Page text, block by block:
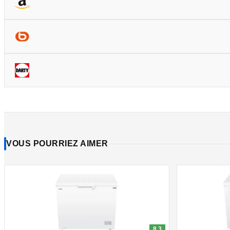
VOUS POURRIEZ AIMER